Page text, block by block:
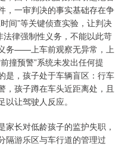
，一审判决的事实基础存在争
间”等关键侦查实验，让判决
法律强制性义务，不能以此苛
务——上车前观察无异常，上
撞预警”系统未发出任何提
是，孩子处于车辆盲区：行车
，孩子蹲在车头近距离处，且
让驾驶人反应。
长对低龄孩子的监护失职，
隔游乐区与车行道的管理过